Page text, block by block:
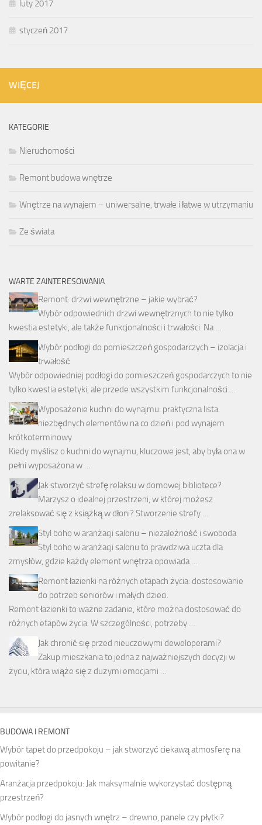
luty 2017
styczeń 2017
WIĘCEJ
KATEGORIE
Nieruchomości
Remont budowa wnętrze
Wnętrze na wynajem – uniwersalne, trwałe i łatwe w utrzymaniu
Ze świata
WARTE ZAINTERESOWANIA
Remont: drzwi wewnętrzne – jakie wybrać?
Wybór odpowiednich drzwi wewnętrznych to nie tylko
kwestia estetyki, ale także funkcjonalności i trwałości. Na …
Wybór podłogi do pomieszczeń gospodarczych – izolacja i
trwałość
Wybór odpowiedniej podłogi do pomieszczeń gospodarczych to nie
tylko kwestia estetyki, ale przede wszystkim funkcjonalności …
Wyposażenie kuchni do wynajmu: praktyczna lista
niezbędnych elementów na co dzień i pod wynajem
krótkoterminowy
Kiedy myślisz o kuchni do wynajmu, kluczowe jest, aby była ona w
pełni wyposażona w …
Jak stworzyć strefę relaksu w domowej bibliotece?
Marzysz o idealnej przestrzeni, w której możesz
zrelaksować się z książką w dłoni? Stworzenie strefy …
Styl boho w aranżacji salonu – niezależność i swoboda
Styl boho w aranżacji salonu to prawdziwa uczta dla
zmysłów, gdzie każdy element wnętrza opowiada …
Remont łazienki na różnych etapach życia: dostosowanie
do potrzeb seniorów i małych dzieci.
Remont łazienki to ważne zadanie, które można dostosować do
różnych etapów życia. W szczególności, potrzeby …
Jak chronić się przed nieuczciwymi deweloperami?
Zakup mieszkania to jedna z najważniejszych decyzji w
życiu, która wiąże się z dużymi emocjami …
BUDOWA I REMONT
Wybór tapet do przedpokoju – jak stworzyć ciekawą atmosferę na
powitanie?
Aranżacja przedpokoju: Jak maksymalnie wykorzystać dostępną
przestrzeń?
Wybór podłogi do jasnych wnętrz – drewno, panele czy płytki?